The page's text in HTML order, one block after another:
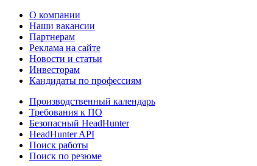
О компании
Наши вакансии
Партнерам
Реклама на сайте
Новости и статьи
Инвесторам
Кандидаты по профессиям
Производственный календарь
Требования к ПО
Безопасный HeadHunter
HeadHunter API
Поиск работы
Поиск по резюме